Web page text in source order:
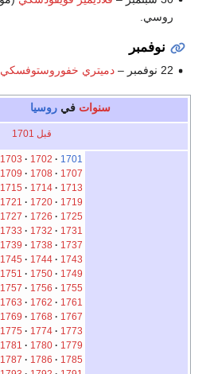
روسي.
نوفمبر
22 نوفمبر – دميتري خفوروستوفسكي
سنوات في روسيا
قبل 1701
1701
1702
1703
1707
1708
1709
1713
1714
1715
1719
1720
1721
1725
1726
1727
1731
1732
1733
1737
1738
1739
1743
1744
1745
1749
1750
1751
1755
1756
1757
1761
1762
1763
1767
1768
1769
1773
1774
1775
1779
1780
1781
1785
1786
1787